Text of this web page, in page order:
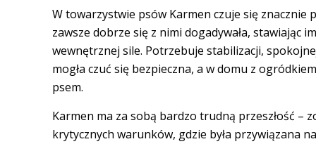
W towarzystwie psów Karmen czuje się znacznie
zawsze dobrze się z nimi dogadywała, stawiając
wewnętrznej sile. Potrzebuje stabilizacji,
mogła czuć się bezpieczna, a w domu z
psem.
Karmen ma za sobą bardzo trudną przeszłość –
krytycznych warunków, gdzie była przywiązana